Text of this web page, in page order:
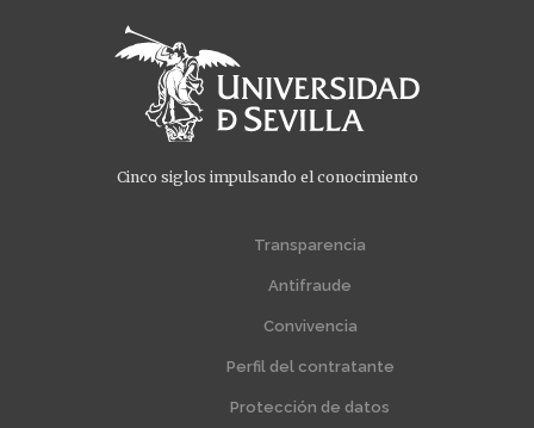
Cinco siglos impulsando el conocimiento
Transparencia
Antifraude
Convivencia
Perfil del contratante
Protección de datos